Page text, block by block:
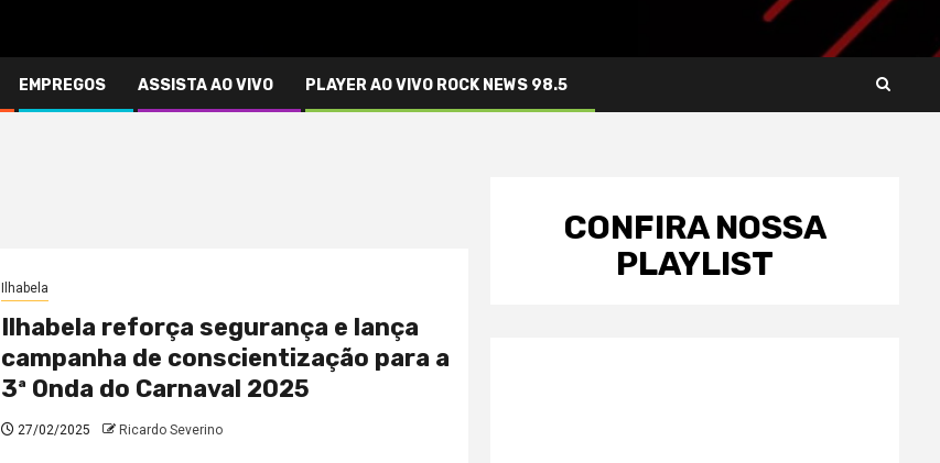
EMPREGOS ASSISTA AO VIVO PLAYER AO VIVO ROCK NEWS 98.5
Ilhabela
Ilhabela reforça segurança e lança
campanha de conscientização para a
3ª Onda do Carnaval 2025
27/02/2025 Ricardo Severino
CONFIRA NOSSA
PLAYLIST